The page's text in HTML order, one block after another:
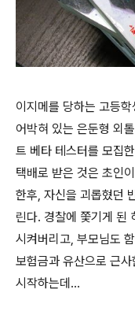
이지메를 당하는 고등
어박혀 있는 은둔형 외
트 베타 테스터를 모집
택배로 받은 것은 초인
한후, 자신을 괴롭혔던
린다. 경찰에 쫓기게 된
시켜버리고, 부모님도
보험금과 유산으로 근
시작하는데...